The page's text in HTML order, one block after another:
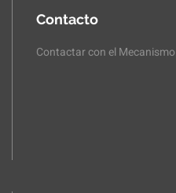
Contacto
Contactar con el Mecanismo